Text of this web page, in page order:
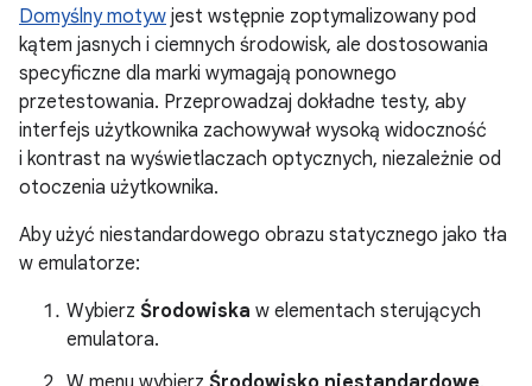
Domyślny motyw jest wstępnie zoptymalizowany pod
kątem jasnych i ciemnych środowisk, ale dostosowania
specyficzne dla marki wymagają ponownego
przetestowania. Przeprowadzaj dokładne testy, aby
interfejs użytkownika zachowywał wysoką widoczność
i kontrast na wyświetlaczach optycznych, niezależnie od
otoczenia użytkownika.
Aby użyć niestandardowego obrazu statycznego jako tła
w emulatorze:
Wybierz Środowiska w elementach sterujących
emulatora.